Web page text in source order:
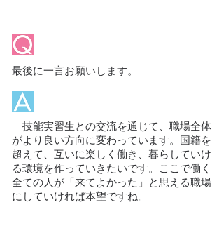
最後に一言お願いします。
技能実習生との交流を通じて、職場全体
がより良い方向に変わっています。国籍を
超えて、互いに楽しく働き、暮らしていけ
る環境を作っていきたいです。ここで働く
全ての人が「来てよかった」と思える職場
にしていければ本望ですね。